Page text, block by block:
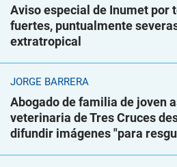
Aviso especial de Inumet por
fuertes, puntualmente
extratropical
JORGE BARRERA
Abogado de familia de joven
veterinaria de Tres Cruces
difundir imágenes "para